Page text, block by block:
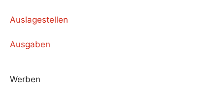
Auslagestellen
Ausgaben
Werben